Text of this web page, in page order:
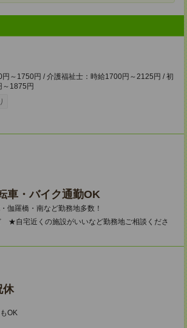
～1750円 / 介護福祉士：時給1700円～2125円 / 初
～1875円
車・バイク通勤OK
伽羅橋・南など勤務地多数！
★自宅近くの施設がいいなど勤務地ご相談くださ
休
OK